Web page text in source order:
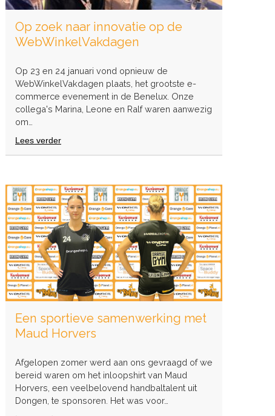
Op zoek naar innovatie op de
WebWinkelVakdagen
Op 23 en 24 januari vond opnieuw de
WebWinkelVakdagen plaats, het grootste e-
commerce evenement in de Benelux. Onze
collega's Marina, Leone en Ralf waren aanwezig
om…
Lees verderover
op
de
WebWinkelVakdagen
Een sportieve samenwerking met
Maud Horvers
Afgelopen zomer werd aan ons gevraagd of we
bereid waren om het inloopshirt van Maud
Horvers, een veelbelovend handbaltalent uit
Dongen, te sponsoren. Het was voor…